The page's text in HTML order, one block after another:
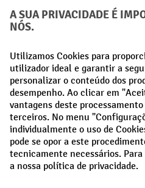
Redes sociais
Facebook
LinkedIn
Instagram
Termos e condições gerais